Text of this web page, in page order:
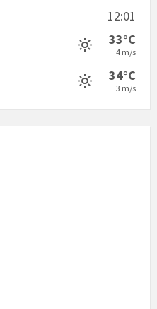
12:01
33°C
4 m/s
34°C
3 m/s